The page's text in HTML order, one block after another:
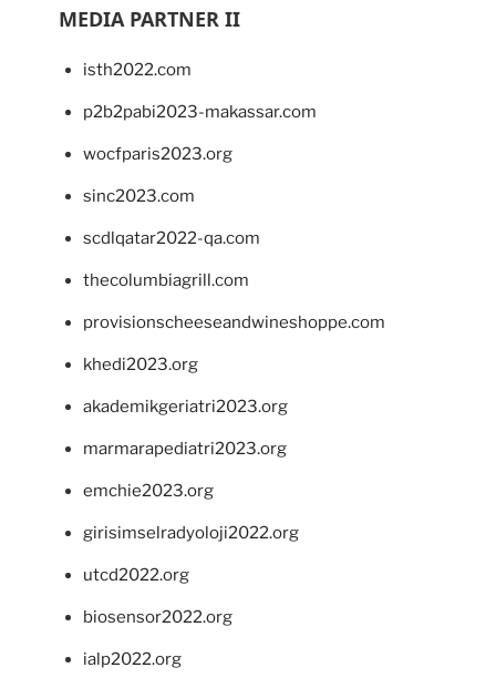
MEDIA PARTNER II
isth2022.com
p2b2pabi2023-makassar.com
wocfparis2023.org
sinc2023.com
scdlqatar2022-qa.com
thecolumbiagrill.com
provisionscheeseandwineshoppe.com
khedi2023.org
akademikgeriatri2023.org
marmarapediatri2023.org
emchie2023.org
girisimselradyoloji2022.org
utcd2022.org
biosensor2022.org
ialp2022.org